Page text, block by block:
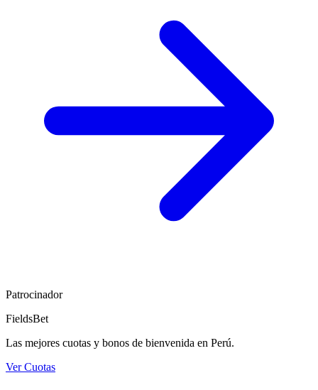
Patrocinador
FieldsBet
Las mejores cuotas y bonos de bienvenida en Perú.
Ver Cuotas